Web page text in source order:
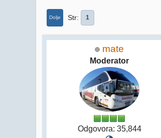
Dolje Str 1
mate
Moderator
Odgovora: 35,844